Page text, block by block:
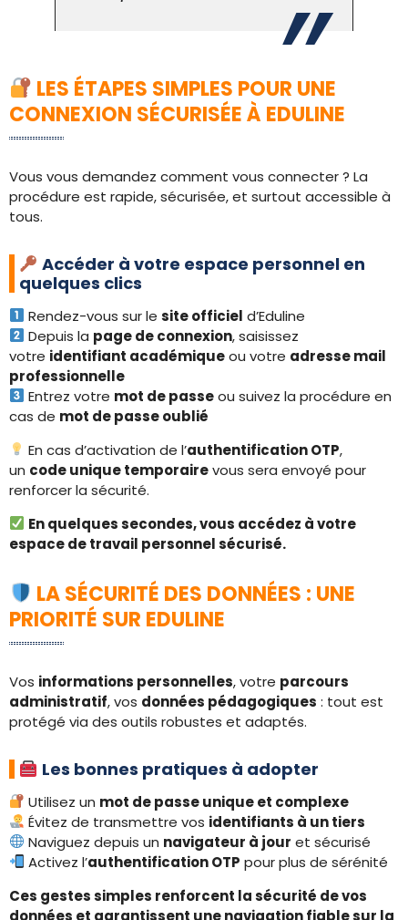
LES ÉTAPES SIMPLES POUR UNE
CONNEXION SÉCURISÉE À EDULINE
Vous vous demandez comment vous connecter ? La
procédure est rapide, sécurisée, et surtout accessible à
tous.
Accéder à votre espace personnel en
quelques clics
Rendez-vous sur lesite officiel d’Eduline
Depuis la page de connexion, saisissez
votre identifiant académiqueou votre adresse mail
professionnelle
Entrez votre mot de passeou suivez la procédure en
cas de mot de passe oublié
En cas d’activation de l’authentification OTP,
un code unique temporairevous sera envoyé pour
renforcer la sécurité.
En quelques secondes, vous accédez à votre
espace de travail personnel sécurisé.
LA SÉCURITÉ DES DONNÉES : UNE
PRIORITÉ SUR EDULINE
Vos informations personnelles, votre parcours
administratif, vos données pédagogiques : tout est
protégé via des outils robustes et adaptés.
Les bonnes pratiques à adopter
Utilisez un mot de passe unique et complexe
Évitez de transmettre vos identifiants à un tiers
Naviguez depuis un navigateur à jour et sécurisé
Activez l’authentification OTP pour plus de sérénité
Ces gestes simples renforcent la sécurité de vos
données et garantissent une navigation fiable sur la